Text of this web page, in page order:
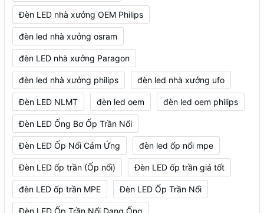
Đèn LED nhà xưởng OEM Philips
đèn led nhà xưởng osram
đèn LED nhà xưởng Paragon
đèn led nhà xưởng philips đèn led nhà xưởng ufo
Đèn LED NLMT đèn led oem đèn led oem philips
Đèn LED Ống Bơ Ốp Trần Nổi
Đèn LED Ốp Nổi Cảm Ứng đèn led ốp nổi mpe
Đèn LED ốp trần (Ốp nổi) Đèn LED ốp trần giá tốt
đèn LED ốp trần MPE Đèn LED Ốp Trần Nổi
Đèn LED Ốp Trần Nổi Dạng Ống